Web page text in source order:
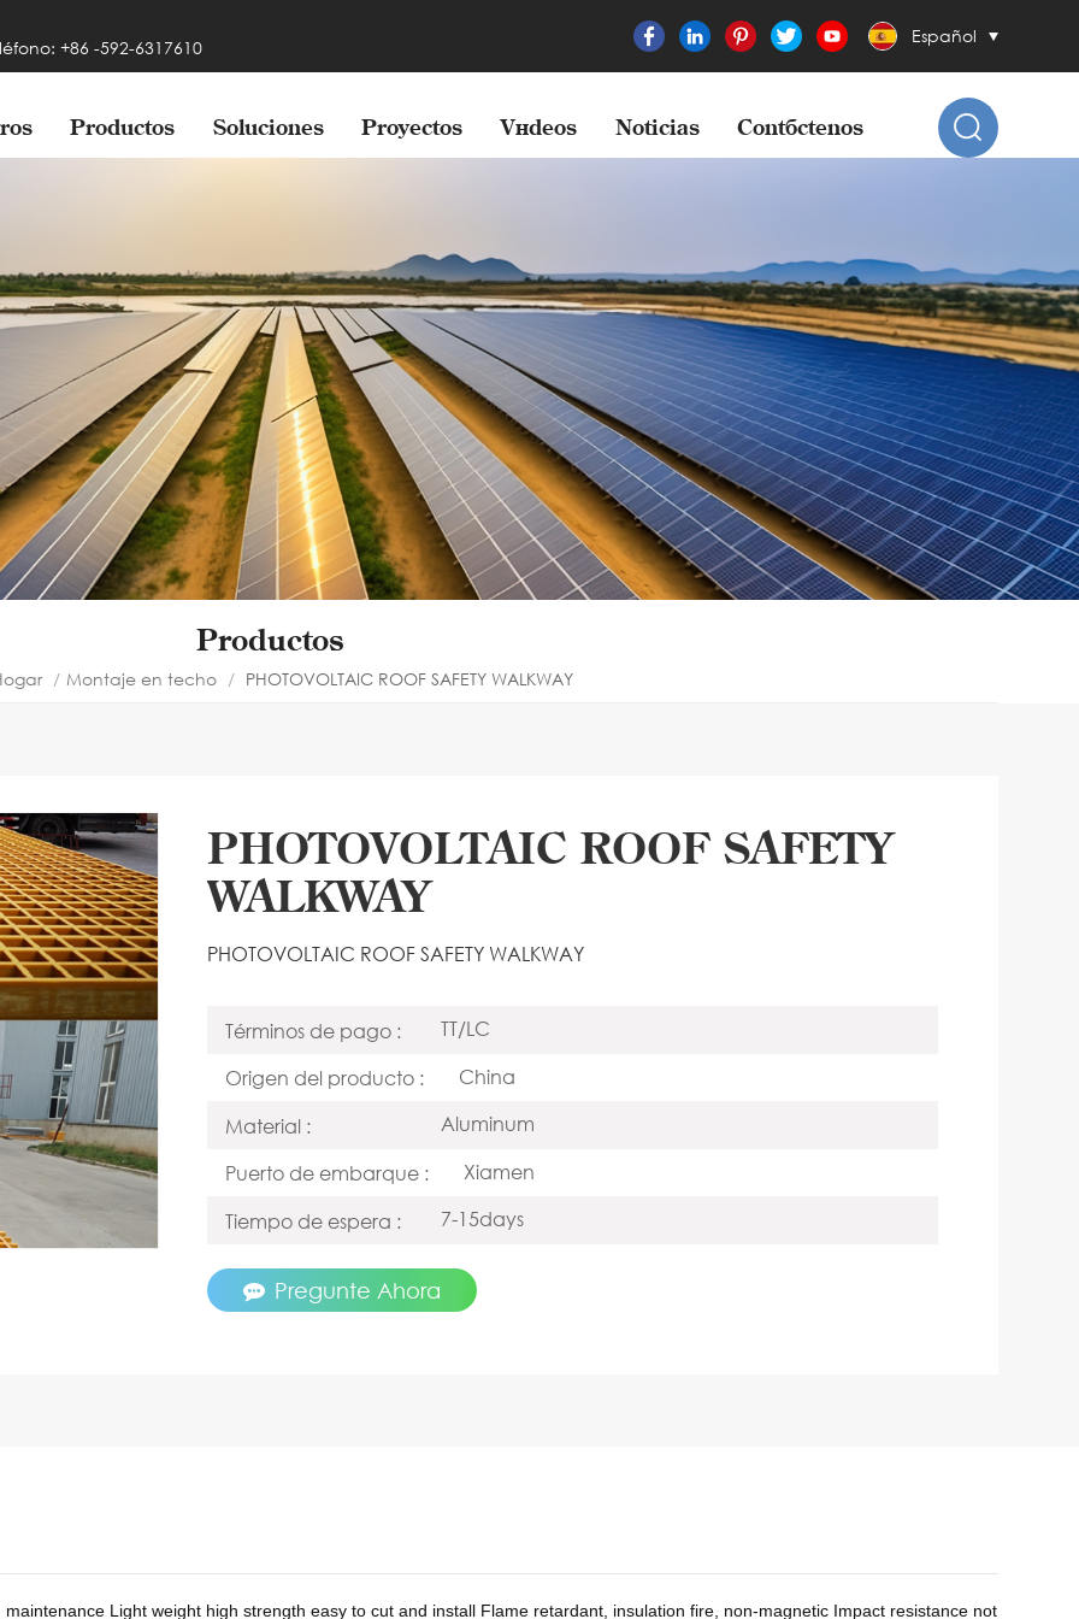
+86 -592-6317610
Español
Productos Soluciones Proyectos Vídeos Noticias Contáctenos
Productos
/ Montaje en techo / PHOTOVOLTAIC ROOF SAFETY WALKWAY
PHOTOVOLTAIC ROOF SAFETY
WALKWAY
PHOTOVOLTAIC ROOF SAFETY WALKWAY
Términos de pago :
TT/LC
Origen del producto :
China
Material :
Aluminum
Puerto de embarque :
Xiamen
Tiempo de espera :
7-15days
Pregunte Ahora
maintenance Light weight high strength easy to cut and install Flame retardant, insulation fire, non-magnetic Impact resistance not